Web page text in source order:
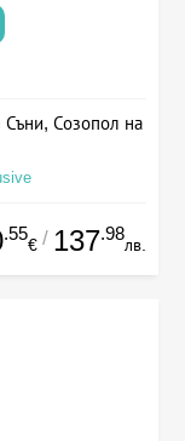
Созопол на
.55
€ / 137.98
лв.